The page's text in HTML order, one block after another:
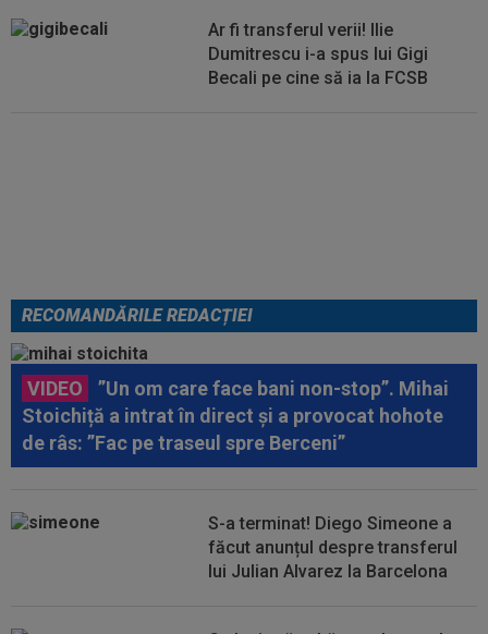
Ar fi transferul verii! Ilie
Dumitrescu i-a spus lui Gigi
Becali pe cine să ia la FCSB
RECOMANDĂRILE REDACȚIEI
VIDEO
”Un om care face bani non-stop”. Mihai
Stoichiță a intrat în direct și a provocat hohote
de râs: ”Fac pe traseul spre Berceni”
S-a terminat! Diego Simeone a
făcut anunțul despre transferul
lui Julian Alvarez la Barcelona